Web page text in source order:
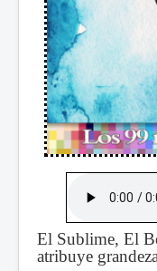
El Sublime, El
atribuye